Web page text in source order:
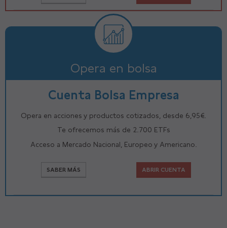
Opera en bolsa
Cuenta Bolsa Empresa
Opera en acciones y productos cotizados, desde 6,95€.
Te ofrecemos más de 2.700 ETFs
Acceso a Mercado Nacional, Europeo y Americano.
SABER MÁS ABRIR CUENTA